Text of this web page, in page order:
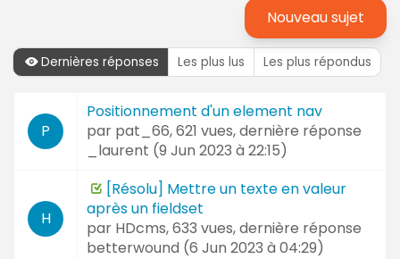
Nouveau sujet
Dernières réponses Les plus lus Les plus répondus
réponses
Sujet
et
Auteur
P
Positionnement d'un element nav
par pat_66, 621 vues, dernière réponse
_laurent (9 Jun 2023 à 22:15)
H
[Résolu] Mettre un texte en valeur
après un fieldset
par HDcms, 633 vues, dernière réponse
betterwound (6 Jun 2023 à 04:29)